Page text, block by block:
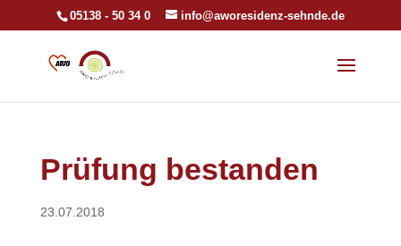
05138 - 50 34 0 info@aworesidenz-sehnde.de
Prüfung bestanden
23.07.2018